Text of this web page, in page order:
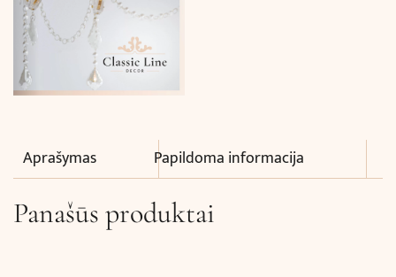
Aprašymas Papildoma informacija
Panašūs produktai